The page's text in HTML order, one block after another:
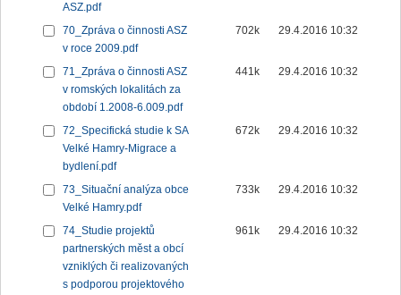
ASZ.pdf
70_Zpráva o činnosti ASZ
v roce 2009.pdf
702k 29.4.2016 10:32
71_Zpráva o činnosti ASZ
v romských lokalitách za
období 1.2008-6.009.pdf
441k 29.4.2016 10:32
72_Specifická studie k SA
Velké Hamry-Migrace a
bydlení.pdf
672k 29.4.2016 10:32
73_Situační analýza obce
Velké Hamry.pdf
733k 29.4.2016 10:32
74_Studie projektů
partnerských měst a obcí
vzniklých či realizovaných
s podporou projektového
961k 29.4.2016 10:32